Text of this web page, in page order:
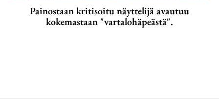
Painostaan kritisoitu näyttelijä avautuu
kokemastaan "vartalohäpeästä".